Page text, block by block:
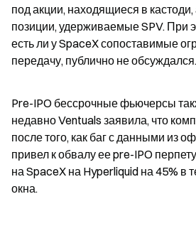
под акции, находящиеся в
позиции, удерживаемые SPV. При
есть ли у SpaceX сопоставимые
передачу, публично не обсуждался.
Pre-IPO бессрочные фьючерсы
недавно Ventuals заявила, что
после того, как баг с данными из
привел к обвалу ее pre-IPO
на SpaceX на Hyperliquid на 45% в
окна.